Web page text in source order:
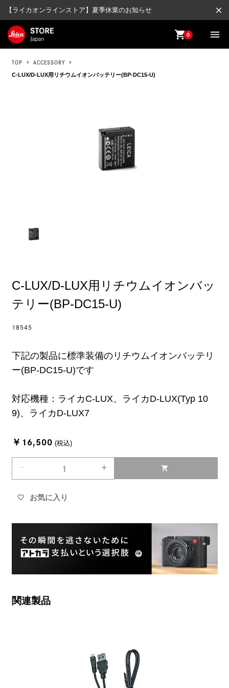
【ライカオンラインストア】夏季休業のお知らせ close
shopping_cart0 menu
TOP ACCESSORY
C-LUX/D-LUX用リチウムイオンバッテリー(BP-DC15-U)
C-LUX/D-LUX用リチウムイオンバッ
テリー(BP-DC15-U)
18545
下記の製品に標準装備のリチウムイオンバッテリ
ー(BP-DC15-U)です
対応機種：ライカC-LUX、ライカD-LUX(Typ 10
9)、ライカD-LUX7
￥16,500 (税込)
remove add shopping_cart
favorite_border お気に入り
関連製品